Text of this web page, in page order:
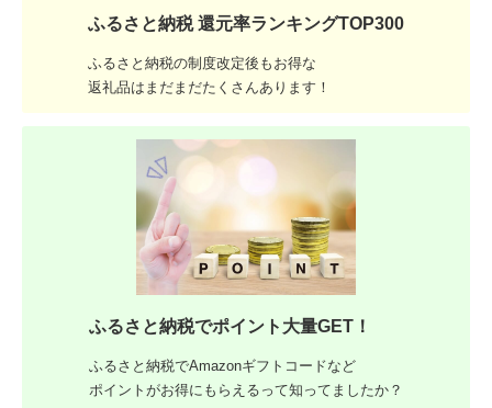
ふるさと納税 還元率ランキングTOP300
ふるさと納税の制度改定後もお得な
返礼品はまだまだたくさんあります！
ふるさと納税でポイント大量GET！
ふるさと納税でAmazonギフトコードなど
ポイントがお得にもらえるって知ってましたか？